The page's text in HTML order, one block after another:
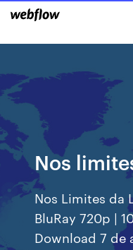
Nos
Nos Limites da
BluRay 720p |
Download 7 de